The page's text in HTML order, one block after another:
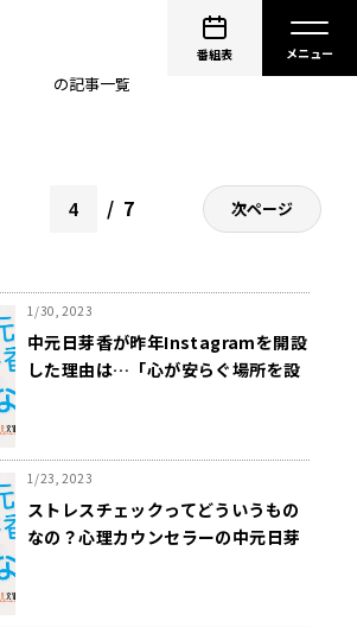
番組表
中元日芽香の「な」
の記事一覧
7 次ページ
1/30, 2023
中元日芽香が昨年Instagramを開設
した理由は…「心が安らぐ場所を設
1/23, 2023
ストレスチェックってどういうもの
なの？心理カウンセラーの中元日芽